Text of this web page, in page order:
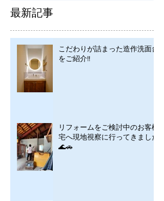
最新記事
こだわりが詰まった造作洗面台
をご紹介!!
リフォームをご検討中のお客様
宅へ現地視察に行ってきました
🌊🚗